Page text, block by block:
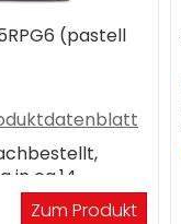
(pastell
in ca.14
Zum Produkt